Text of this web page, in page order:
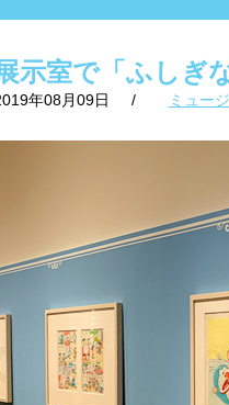
示室で「ふしぎ
年08月09日 / ミュー